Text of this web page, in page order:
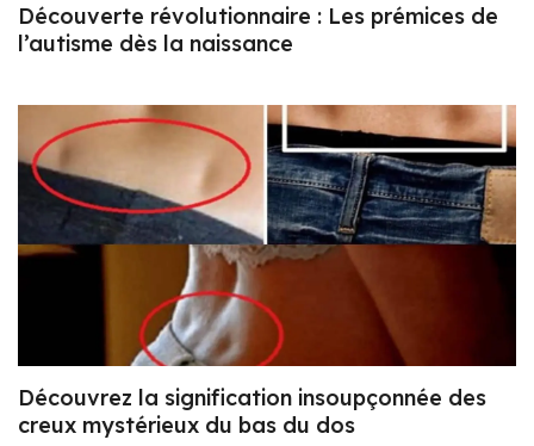
Découverte révolutionnaire : Les prémices de
l’autisme dès la naissance
Découvrez la signification insoupçonnée des
creux mystérieux du bas du dos